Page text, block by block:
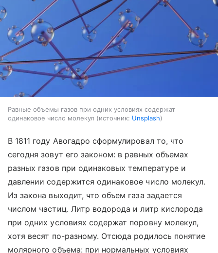
Равные объемы газов при одних условиях содержат
одинаковое число молекул
источник: Unsplash
В 1811 году Авогадро сформулировал то, что
сегодня зовут его законом: в равных объемах
разных газов при одинаковых температуре и
давлении содержится одинаковое число молекул.
Из закона выходит, что объем газа задается
числом частиц. Литр водорода и литр кислорода
при одних условиях содержат поровну молекул,
хотя весят по-разному. Отсюда родилось понятие
молярного объема: при нормальных условиях